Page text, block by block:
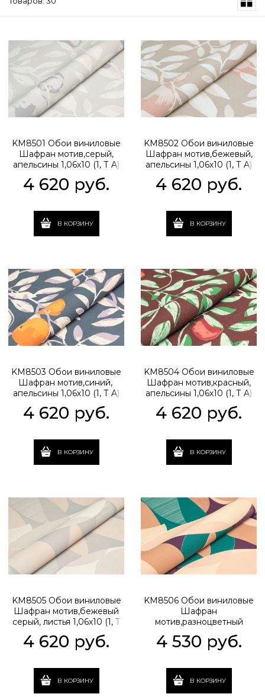
KM8501 Обои виниловые
Шафран мотив,серый,
апельсины 1,06х10 (1, Т A)
прямая стыковка
4 620 руб.
В КОРЗИНУ
KM8502 Обои виниловые
Шафран мотив,бежевый,
апельсины 1,06х10 (1, Т A)
прямая стыковка
4 620 руб.
В КОРЗИНУ
KM8503 Обои виниловые
Шафран мотив,синий,
апельсины 1,06х10 (1, Т A)
прямая стыковка
4 620 руб.
В КОРЗИНУ
KM8504 Обои виниловые
Шафран мотив,красный,
апельсины 1,06х10 (1, Т A)
прямая стыковка
4 620 руб.
В КОРЗИНУ
KM8505 Обои виниловые
Шафран мотив,бежевый
серый, листья 1,06х10 (1, Т
A) прямая стыковка
4 620 руб.
В КОРЗИНУ
KM8506 Обои виниловые
Шафран
мотив,разноцветный
бежевый, листья 1,06х10 (1,
Т A) прямая стыковка
4 530 руб.
В КОРЗИНУ